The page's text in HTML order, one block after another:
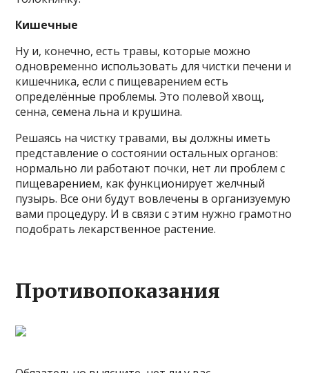
Кишечные
Ну и, конечно, есть травы, которые можно
одновременно использовать для чистки печени и
кишечника, если с пищеварением есть
определённые проблемы. Это полевой хвощ,
сенна, семена льна и крушина.
Решаясь на чистку травами, вы должны иметь
представление о состоянии остальных органов:
нормально ли работают почки, нет ли проблем с
пищеварением, как функционирует желчный
пузырь. Все они будут вовлечены в организуемую
вами процедуру. И в связи с этим нужно грамотно
подобрать лекарственное растение.
Противопоказания